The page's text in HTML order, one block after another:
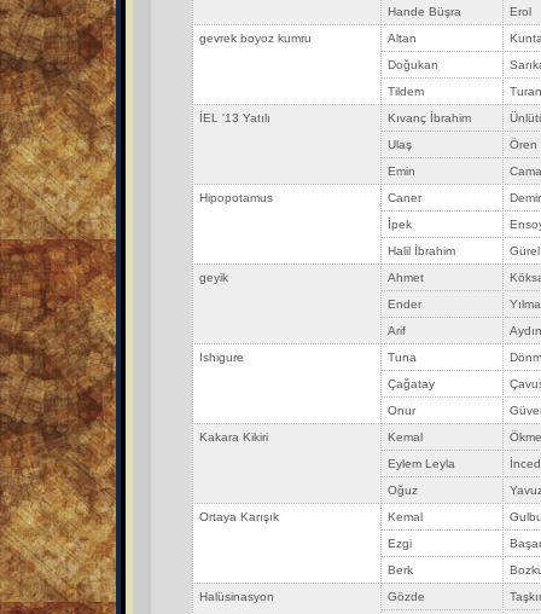
Hande Büşra
Erol
gevrek boyoz kumru
Altan
Doğukan
Tildem
Turan
İEL '13 Yatılı
Kıvanç İbrahim
Ulaş
Ören
Emin
Hipopotamus
Caner
Demir
İpek
Halil İbrahim
Gürel
geyik
Ahmet
Ender
Arif
Aydın
Ishigure
Tuna
Çağatay
Onur
Kakara Kikiri
Kemal
Eylem Leyla
Oğuz
Ortaya Karışık
Kemal
Ezgi
Başar
Berk
Halüsinasyon
Gözde